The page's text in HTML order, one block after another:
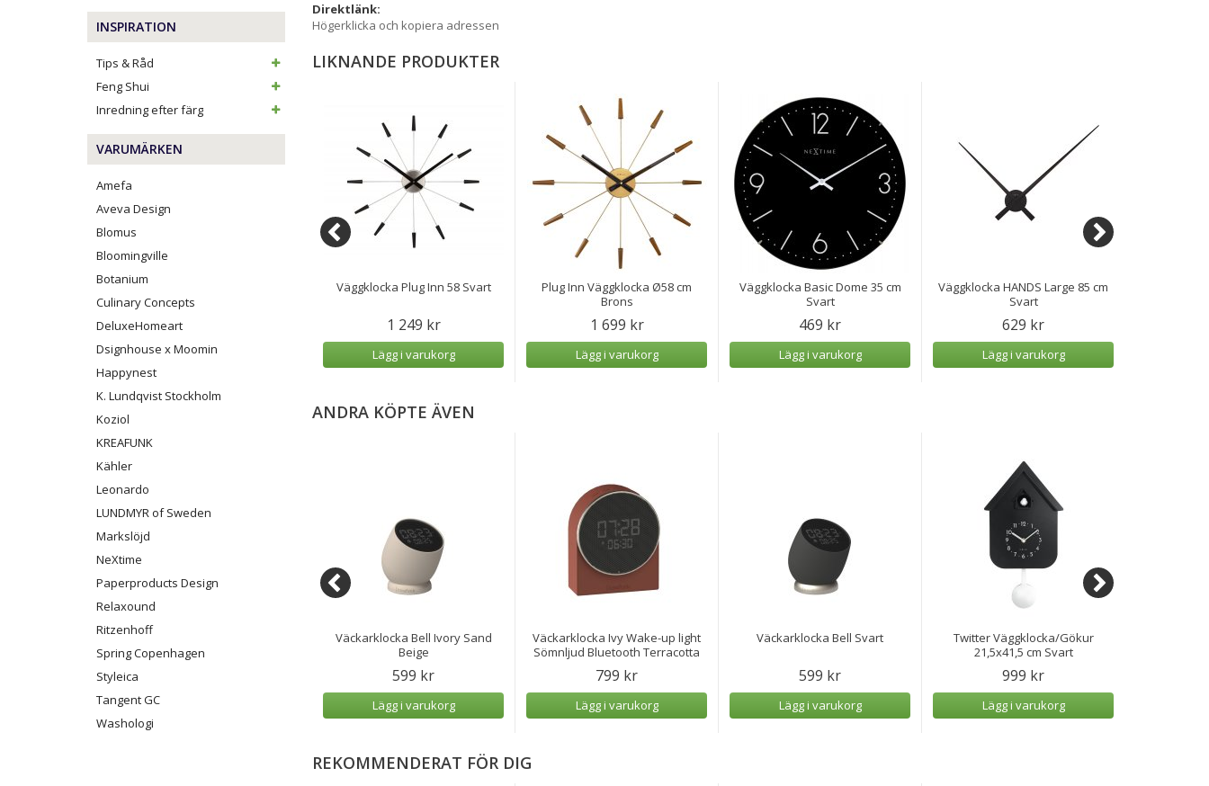
INSPIRATION
Tips & Råd
Feng Shui
Inredning efter färg
VARUMÄRKEN
Amefa
Aveva Design
Blomus
Bloomingville
Botanium
Culinary Concepts
DeluxeHomeart
Dsignhouse x Moomin
Happynest
K. Lundqvist Stockholm
Koziol
KREAFUNK
Kähler
Leonardo
LUNDMYR of Sweden
Markslöjd
NeXtime
Paperproducts Design
Relaxound
Ritzenhoff
Spring Copenhagen
Styleica
Tangent GC
Washologi
Direktlänk:
Högerklicka och kopiera adressen
LIKNANDE PRODUKTER
Twitter Väggklocka/Gökur
21,5x41,5 cm Grön
Lägg i varukorg
Väggklocka Plug Inn 58 Svart
1 249 kr
Lägg i varukorg
Plug Inn Väggklocka Ø58 cm
Brons
1 699 kr
Lägg i varukorg
Väggklocka Basic Dome 35 cm
Svart
469 kr
Lägg i varukorg
Väggklocka HANDS Large 85 cm
Svart
629 kr
Lägg i varukorg
ANDRA KÖPTE ÄVEN
Oslo Väggklocka Large 50 cm
Brun
Väckarklocka Bell Ivory Sand
Beige
599 kr
Lägg i varukorg
Väckarklocka Ivy Wake-up light
Sömnljud Bluetooth Terracotta
799 kr
Lägg i varukorg
Väckarklocka Bell Svart
599 kr
Lägg i varukorg
Twitter Väggklocka/Gökur
21,5x41,5 cm Svart
999 kr
Lägg i varukorg
REKOMMENDERAT FÖR DIG